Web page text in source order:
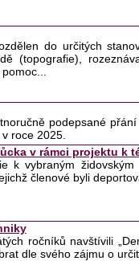
do určitých
(topografie),
podepsané
roce 2025.
v rámci projektu k
k vybraným
členové byli
ročníků navštívili
dle svého zájmu o